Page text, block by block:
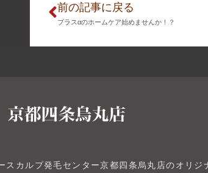
前の記事に戻る
プラスαのホームケア始めませんか！？
スカルプ発毛センター京都四条烏丸店のオリジ